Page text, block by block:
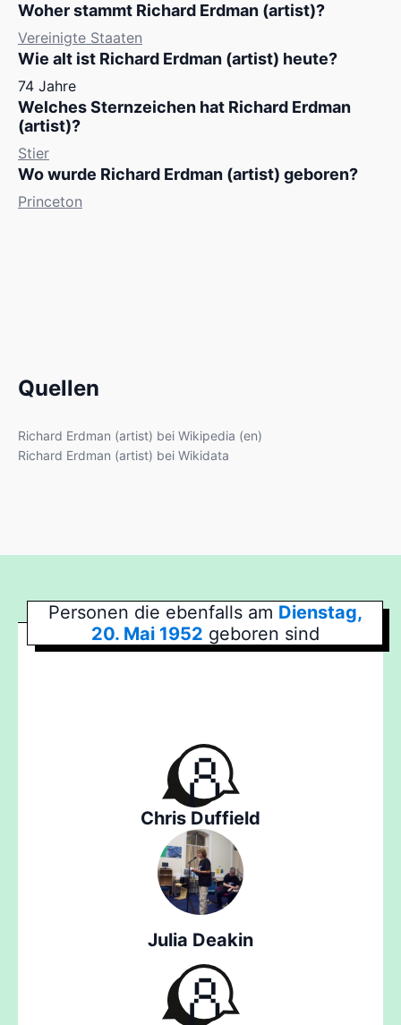
Woher stammt Richard Erdman (artist)?
Vereinigte Staaten
Wie alt ist Richard Erdman (artist) heute?
74 Jahre
Welches Sternzeichen hat Richard Erdman
(artist)?
Stier
Wo wurde Richard Erdman (artist) geboren?
Princeton
Quellen
Richard Erdman (artist) bei Wikipedia (en)
Richard Erdman (artist) bei Wikidata
Personen die ebenfalls am Dienstag,
20. Mai 1952 geboren sind
Chris Duffield
Julia Deakin